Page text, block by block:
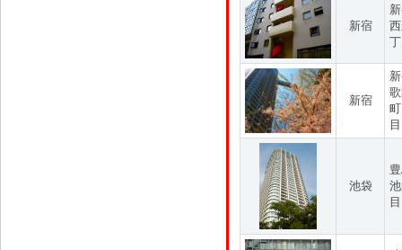
新宿
新宿
目
池袋
目